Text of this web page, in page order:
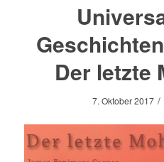
Der letzte
7. Oktober 2017 /